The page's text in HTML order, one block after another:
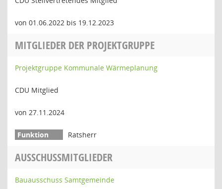
von 01.06.2022 bis 19.12.2023
MITGLIEDER DER PROJEKTGRUPPE
Projektgruppe Kommunale Wärmeplanung
CDU Mitglied
von 27.11.2024
Ratsherr
AUSSCHUSSMITGLIEDER
Bauausschuss Samtgemeinde